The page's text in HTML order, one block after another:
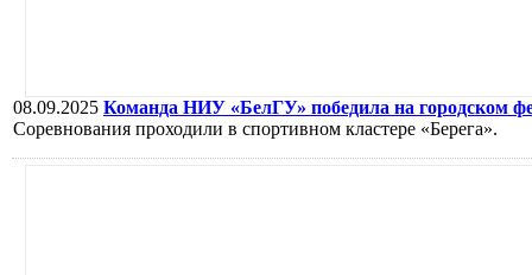
08.09.2025 Команда НИУ «БелГУ» победила на городском
Соревнования проходили в спортивном кластере «Берега».